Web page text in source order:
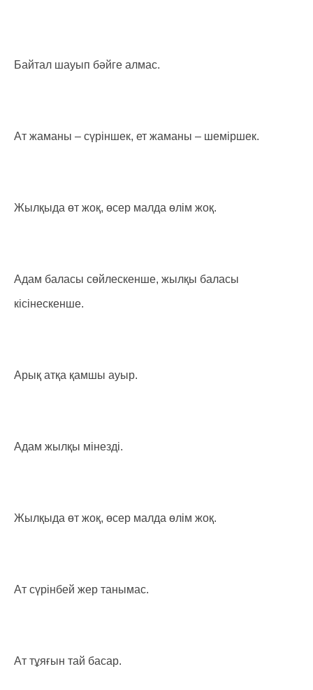
Байтал шауып бәйге алмас.
Ат жаманы – сүріншек, ет жаманы – шеміршек.
Жылқыда өт жоқ, өсер малда өлім жоқ.
Адам баласы сөйлескенше, жылқы баласы
кісінескенше.
Арық атқа қамшы ауыр.
Адам жылқы мінезді.
Жылқыда өт жоқ, өсер малда өлім жоқ.
Ат сүрінбей жер танымас.
Ат тұяғын тай басар.